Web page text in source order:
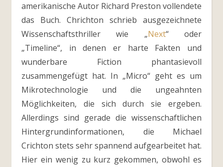
amerikanische Autor Richard Preston vollendete
das Buch. Chrichton schrieb ausgezeichnete
Wissenschaftsthriller wie „Next“ oder
„Timeline“, in denen er harte Fakten und
wunderbare Fiction phantasievoll
zusammengefügt hat. In „Micro“ geht es um
Mikrotechnologie und die ungeahnten
Möglichkeiten, die sich durch sie ergeben.
Allerdings sind gerade die wissenschaftlichen
Hintergrundinformationen, die Michael
Crichton stets sehr spannend aufgearbeitet hat.
Hier ein wenig zu kurz gekommen, obwohl es